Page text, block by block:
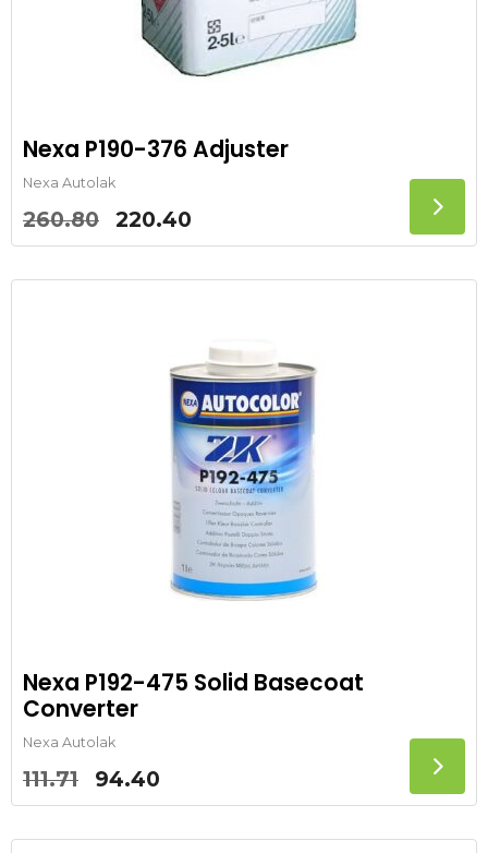
Nexa P190-376 Adjuster
Nexa Autolak
260.80
Oorspronkelijke
prijs
was:
220.40
prijs
is:
Nexa P192-475 Solid Basecoat
Converter
Nexa Autolak
111.71
Oorspronkelijke
prijs
was:
94.40
prijs
is: